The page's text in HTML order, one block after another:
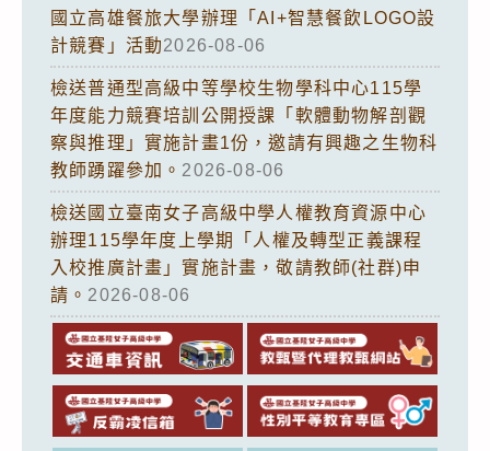
國立高雄餐旅大學辦理「AI+智慧餐飲LOGO設
計競賽」活動2026-08-06
檢送普通型高級中等學校生物學科中心115學
年度能力競賽培訓公開授課「軟體動物解剖觀
察與推理」實施計畫1份，邀請有興趣之生物科
教師踴躍參加。 2026-08-06
檢送國立臺南女子高級中學人權教育資源中心
辦理115學年度上學期「人權及轉型正義課程
入校推廣計畫」實施計畫，敬請教師(社群)申
請。 2026-08-06